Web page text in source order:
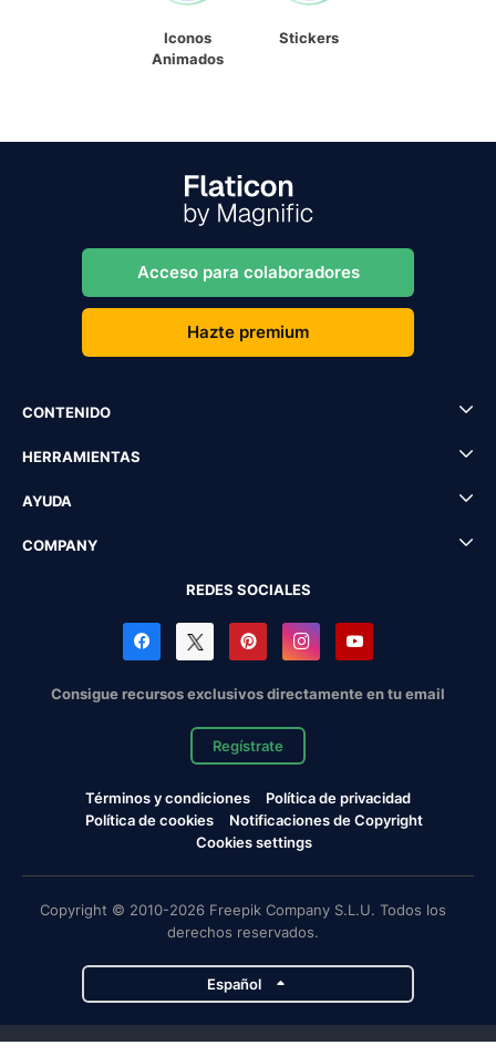
Iconos
Animados
Stickers
Acceso para colaboradores
Hazte premium
CONTENIDO
HERRAMIENTAS
AYUDA
COMPANY
REDES SOCIALES
Consigue recursos exclusivos directamente en tu email
Regístrate
Términos y condiciones
Política de privacidad
Política de cookies
Notificaciones de Copyright
Cookies settings
Copyright © 2010-2026 Freepik Company S.L.U. Todos los
derechos reservados.
Español